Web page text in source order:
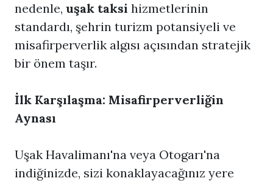
nedenle, uşak taksi hizmetlerinin
standardı, şehrin turizm potansiyeli ve
misafirperverlik algısı açısından stratejik
bir önem taşır.
İlk Karşılaşma: Misafirperverliğin
Aynası
Uşak Havalimanı'na veya Otogarı'na
indiğinizde, sizi konaklayacağınız yere